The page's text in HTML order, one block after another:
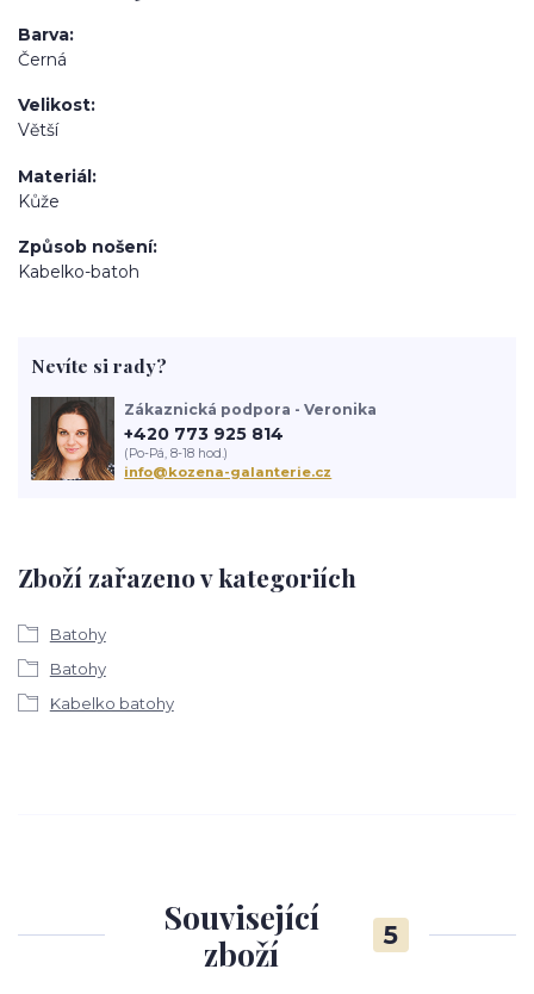
Barva
Černá
Velikost
Větší
Materiál
Kůže
Způsob nošení
Kabelko-batoh
Zboží zařazeno v kategoriích
Batohy
Batohy
Kabelko batohy
Nevíte si rady?
Zákaznická podpora - Veronika
+420 773 925 814
(Po-Pá, 8-18 hod.)
info@kozena-galanterie.cz
Související
zboží
5